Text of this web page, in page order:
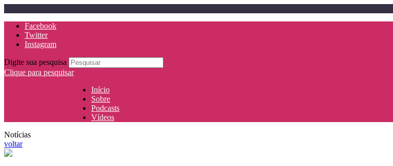
Facebook
Twitter
Instagram
Digite sua pesquisa
Clique para pesquisar
Início
Sobre
Podcasts
Vídeos
Notícias
voltar